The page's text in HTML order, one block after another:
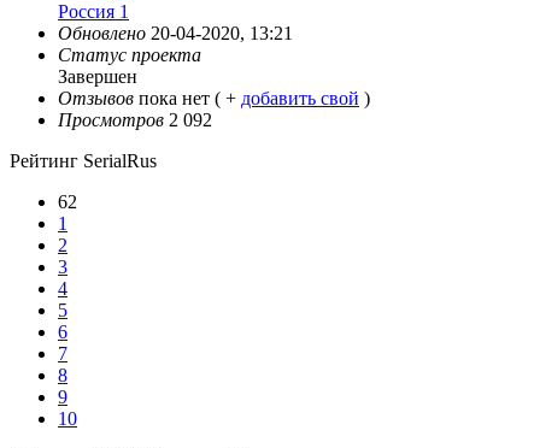
Россия 1
Обновлено 20-04-2020, 13:21
Статус проекта
Завершен
Отзывов пока нет ( + добавить свой )
Просмотров 2 092
Рейтинг SerialRus
62
1
2
3
4
5
6
7
8
9
10